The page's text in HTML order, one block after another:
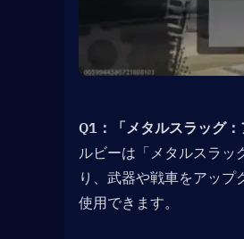
Q1：「メタルスラッグ
ルビーは「メタルスラッ
り、武器や戦車をアッ
使用できます。